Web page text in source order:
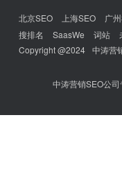
北京SEO 上海SEO 广
搜排名
SaasWe 词站
Copyright @2024 中涛营
中涛营销SEO公